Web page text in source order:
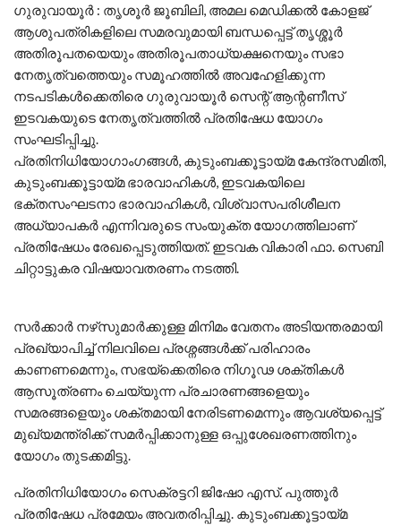
ഗുരുവായൂർ : തൃശൂർ ജൂബിലി, അമല മെഡിക്കൽ കോളജ്
ആശുപത്രികളിലെ സമരവുമായി ബന്ധപ്പെട്ട് തൃശ്ശൂർ
അതിരൂപതയെയും അതിരൂപതാധ്യക്ഷനെയും സഭാ
നേതൃത്വത്തെയും സമൂഹത്തിൽ അവഹേളിക്കുന്ന
നടപടികൾക്കെതിരെ ഗുരുവായൂർ സെന്റ് ആന്റണീസ്
ഇടവകയുടെ നേതൃത്വത്തിൽ പ്രതിഷേധ യോഗം
സംഘടിപ്പിച്ചു.
പ്രതിനിധിയോഗാംഗങ്ങൾ, കുടുംബക്കൂട്ടായ്മ കേന്ദ്രസമിതി,
കുടുംബക്കൂട്ടായ്മ ഭാരവാഹികൾ, ഇടവകയിലെ
ഭക്തസംഘടനാ ഭാരവാഹികൾ, വിശ്വാസപരിശീലന
അധ്യാപകർ എന്നിവരുടെ സംയുക്ത യോഗത്തിലാണ്
പ്രതിഷേധം രേഖപ്പെടുത്തിയത്. ഇടവക വികാരി ഫാ. സെബി
ചിറ്റാട്ടുകര വിഷയാവതരണം നടത്തി.
സർക്കാർ നഴ്‌സുമാർക്കുള്ള മിനിമം വേതനം അടിയന്തരമായി
പ്രഖ്യാപിച്ച് നിലവിലെ പ്രശ്നങ്ങൾക്ക് പരിഹാരം
കാണണമെന്നും, സഭയ്ക്കെതിരെ നിഗൂഢ ശക്തികൾ
ആസൂത്രണം ചെയ്യുന്ന പ്രചാരണങ്ങളെയും
സമരങ്ങളെയും ശക്തമായി നേരിടണമെന്നും ആവശ്യപ്പെട്ട്
മുഖ്യമന്ത്രിക്ക് സമർപ്പിക്കാനുള്ള ഒപ്പുശേഖരണത്തിനും
യോഗം തുടക്കമിട്ടു.
പ്രതിനിധിയോഗം സെക്രട്ടറി ജിഷോ എസ്. പുത്തൂർ
പ്രതിഷേധ പ്രമേയം അവതരിപ്പിച്ചു. കുടുംബക്കൂട്ടായ്മ